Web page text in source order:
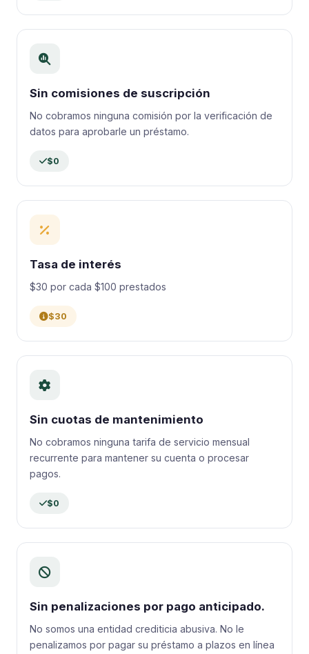
Sin comisiones de suscripción
No cobramos ninguna comisión por la verificación de
datos para aprobarle un préstamo.
$0
Tasa de interés
$30 por cada $100 prestados
$30
Sin cuotas de mantenimiento
No cobramos ninguna tarifa de servicio mensual
recurrente para mantener su cuenta o procesar
pagos.
$0
Sin penalizaciones por pago anticipado.
No somos una entidad crediticia abusiva. No le
penalizamos por pagar su préstamo a plazos en línea